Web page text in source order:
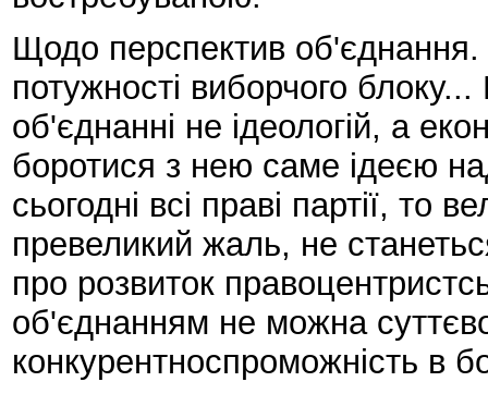
Щодо перспектив
потужності виборчого
об'єднанні не ідеологій, а
боротися з нею саме ідеєю
сьогодні всі праві партії, то
превеликий жаль, не
про розвиток
об'єднанням не можна
конкурентноспроможність в